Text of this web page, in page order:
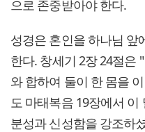
으로 존중받아야 한다.
성경은 혼인을 하나님 앞
한다. 창세기 2장 24절은
와 합하여 둘이 한 몸을
도 마태복음 19장에서
분성과 신성함을 강조하